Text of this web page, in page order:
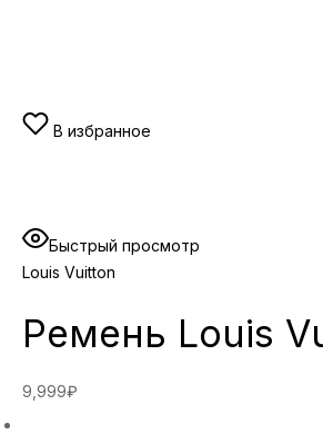
В избранное
Быстрый просмотр
Louis Vuitton
Ремень Louis
9,999₽